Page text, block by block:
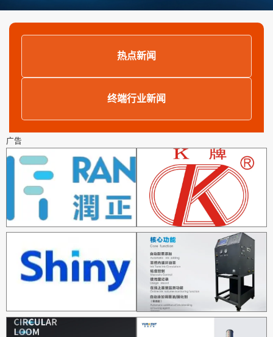
热点新闻
终端行业新闻
广告